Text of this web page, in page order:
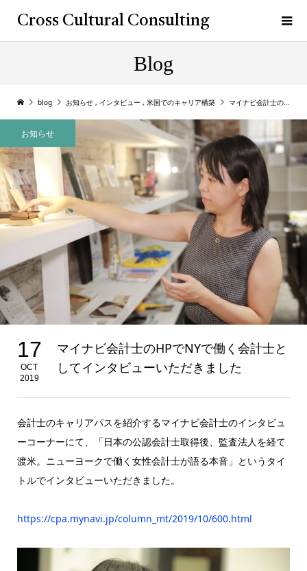
Cross Cultural Consulting
Blog
blog お知らせ , インタビュー , 米国でのキャリア構築 マイナビ会計士のHPでNYで働く会計士としてインタビューいただきました
お知らせ
17
OCT
2019
マイナビ会計士のHPでNYで働く会計士と
してインタビューいただきました
会計士のキャリアパスを紹介するマイナビ会計士のインタビュ
ーコーナーにて、「日本の公認会計士取得後、監査法人を経て
渡米。ニューヨークで働く女性会計士が語る本音」というタイ
トルでインタビューいただきました。
https://cpa.mynavi.jp/column_mt/2019/10/600.html